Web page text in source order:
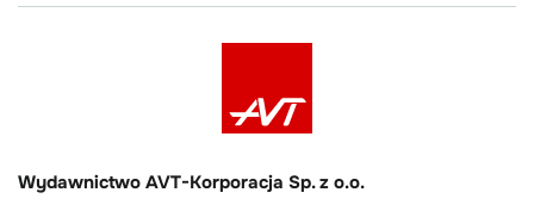
Wydawnictwo AVT-Korporacja Sp. z o.o.